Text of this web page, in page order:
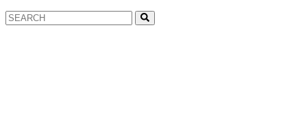
Search
for: